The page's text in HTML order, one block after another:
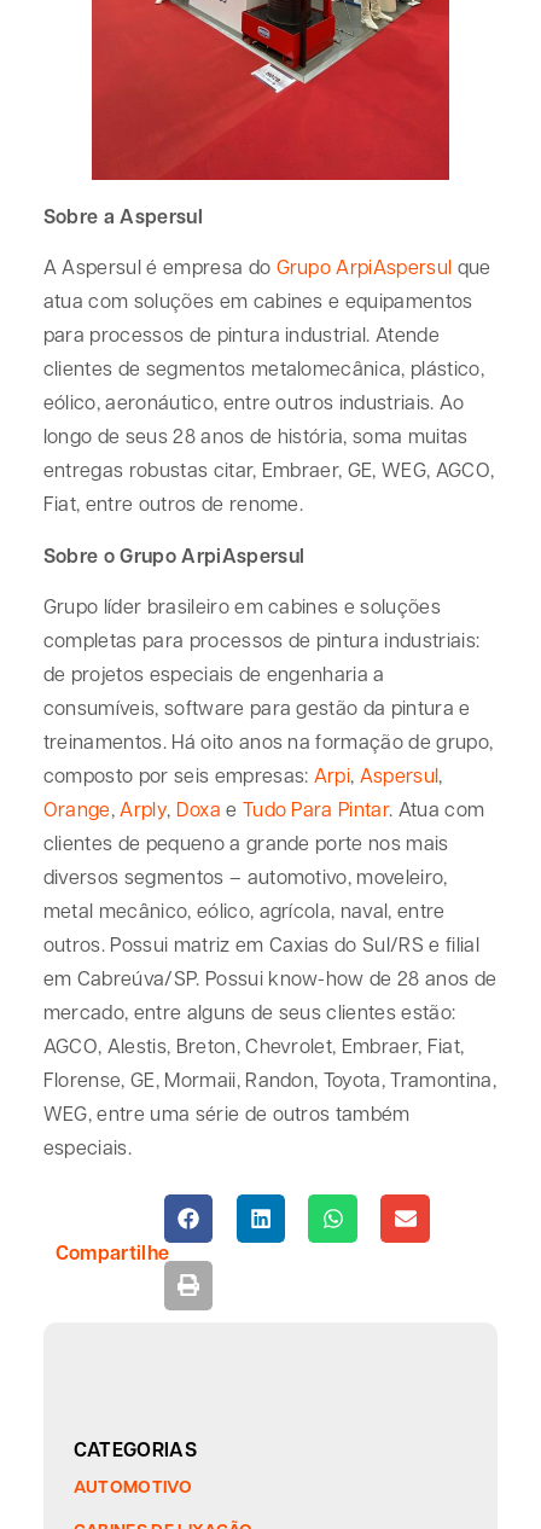
Sobre a Aspersul
A Aspersul é empresa do Grupo ArpiAspersul que
atua com soluções em cabines e equipamentos
para processos de pintura industrial. Atende
clientes de segmentos metalomecânica, plástico,
eólico, aeronáutico, entre outros industriais. Ao
longo de seus 28 anos de história, soma muitas
entregas robustas citar, Embraer, GE, WEG, AGCO,
Fiat, entre outros de renome.
Sobre o Grupo ArpiAspersul
Grupo líder brasileiro em cabines e soluções
completas para processos de pintura industriais:
de projetos especiais de engenharia a
consumíveis, software para gestão da pintura e
treinamentos. Há oito anos na formação de grupo,
composto por seis empresas: Arpi, Aspersul,
Orange,Arply, Doxae Tudo Para Pintar. Atua com
clientes de pequeno a grande porte nos mais
diversos segmentos – automotivo, moveleiro,
metal mecânico, eólico, agrícola, naval, entre
outros. Possui matriz em Caxias do Sul/RS e filial
em Cabreúva/SP. Possui know-how de 28 anos de
mercado, entre alguns de seus clientes estão:
AGCO, Alestis, Breton, Chevrolet, Embraer, Fiat,
Florense, GE, Mormaii, Randon, Toyota, Tramontina,
WEG, entre uma série de outros também
especiais.
Compartilhe
CATEGORIAS
AUTOMOTIVO